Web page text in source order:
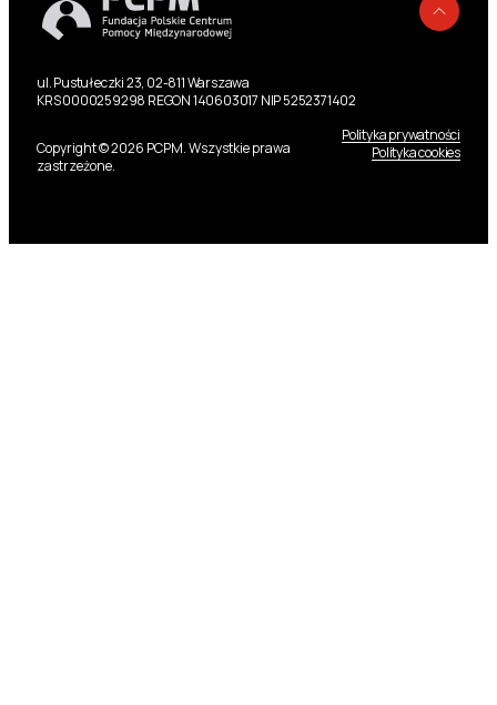
ul. Pustułeczki 23, 02-811 Warszawa
KRS 0000259298 REGON 140603017 NIP 5252371402
Copyright © 2026 PCPM. Wszystkie prawa
zastrzeżone.
Polityka prywatności
Polityka cookies